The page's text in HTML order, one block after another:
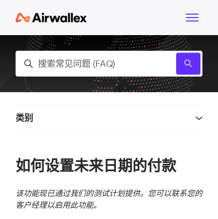
切换导
搜索
如何设置未来日期的付款
该功能现已通过我们的测试计划提供。您可以联系您的
客户经理以启用此功能。
类别